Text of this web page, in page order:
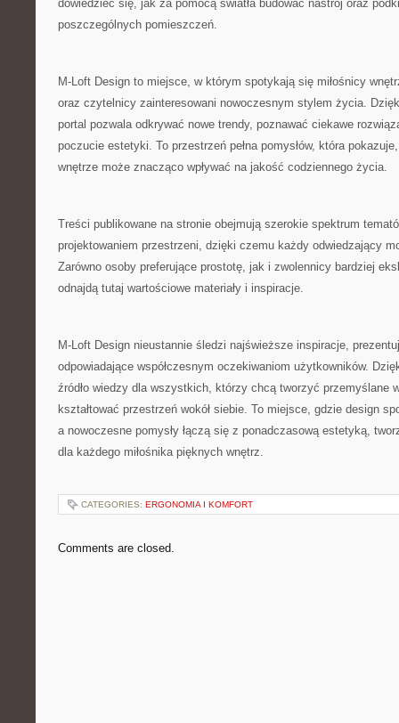
dowiedzieć się, jak za pomocą światła budować nastrój oraz
poszczególnych pomieszczeń.
M-Loft Design to miejsce, w którym spotykają się miłośnicy
oraz czytelnicy zainteresowani nowoczesnym stylem życia.
portal pozwala odkrywać nowe trendy, poznawać ciekawe
poczucie estetyki. To przestrzeń pełna pomysłów, która
wnętrze może znacząco wpływać na jakość codziennego życia.
Treści publikowane na stronie obejmują szerokie spektrum
projektowaniem przestrzeni, dzięki czemu każdy odwiedzający
Zarówno osoby preferujące prostotę, jak i zwolennicy bardziej
odnajdą tutaj wartościowe materiały i inspiracje.
M-Loft Design nieustannie śledzi najświeższe inspiracje,
odpowiadające współczesnym oczekiwaniom użytkowników.
źródło wiedzy dla wszystkich, którzy chcą tworzyć przemyślane
kształtować przestrzeń wokół siebie. To miejsce, gdzie design
a nowoczesne pomysły łączą się z ponadczasową estetyką,
dla każdego miłośnika pięknych wnętrz.
CATEGORIES: ERGONOMIA I KOMFORT
Comments are closed.